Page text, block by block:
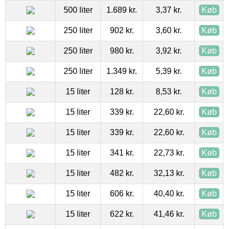
500 liter 1.689 kr. 3,37 kr. Køb
250 liter 902 kr. 3,60 kr. Køb
250 liter 980 kr. 3,92 kr. Køb
250 liter 1.349 kr. 5,39 kr. Køb
15 liter 128 kr. 8,53 kr. Køb
15 liter 339 kr. 22,60 kr. Køb
15 liter 339 kr. 22,60 kr. Køb
15 liter 341 kr. 22,73 kr. Køb
15 liter 482 kr. 32,13 kr. Køb
15 liter 606 kr. 40,40 kr. Køb
15 liter 622 kr. 41,46 kr. Køb